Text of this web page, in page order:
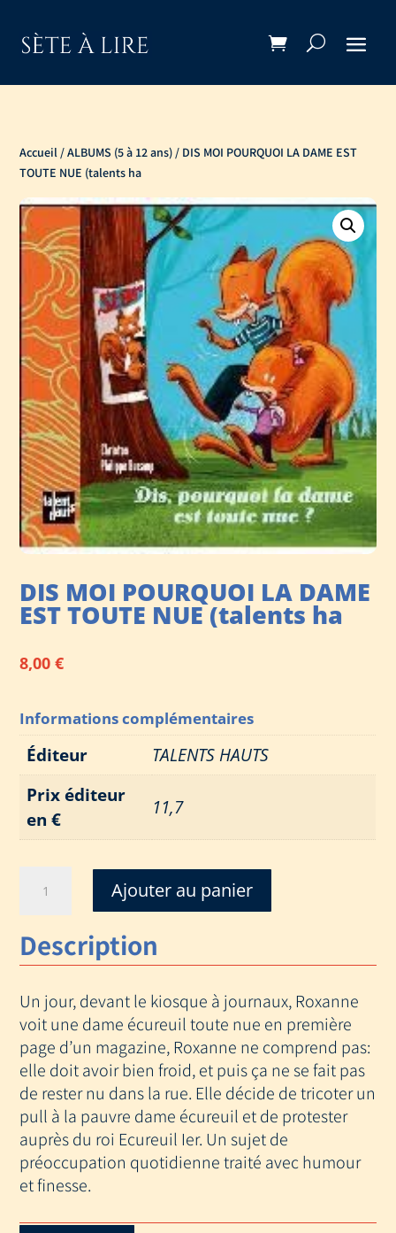
Accueil /ALBUMS (5 à 12 ans) / DIS MOI POURQUOI LA DAME EST
TOUTE NUE (talents ha
DIS MOI POURQUOI LA DAME
EST TOUTE NUE (talents ha
8,00€
Informations complémentaires
Éditeur
TALENTS HAUTS
Prix éditeur
en €
11,7
DIS
MOI
POURQUOI
DAME
EST
NUE
(talents
ha
Ajouter au panier
Description
Un jour, devant le kiosque à journaux, Roxanne
voit une dame écureuil toute nue en première
page d’un magazine, Roxanne ne comprend pas:
elle doit avoir bien froid, et puis ça ne se fait pas
de rester nu dans la rue. Elle décide de tricoter un
pull à la pauvre dame écureuil et de protester
auprès du roi Ecureuil Ier. Un sujet de
préoccupation quotidienne traité avec humour
et finesse.